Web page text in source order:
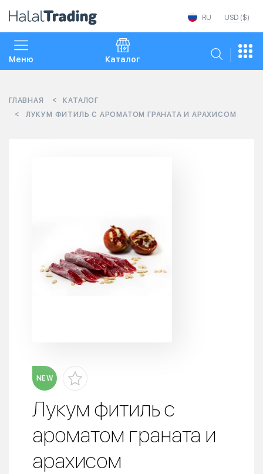
USD ($)
RU
Меню Каталог
ГЛАВНАЯ
КАТАЛОГ
ЛУКУМ ФИТИЛЬ С АРОМАТОМ ГРАНАТА И АРАХИСОМ
NEW
Лукум фитиль с
ароматом граната и
арахисом